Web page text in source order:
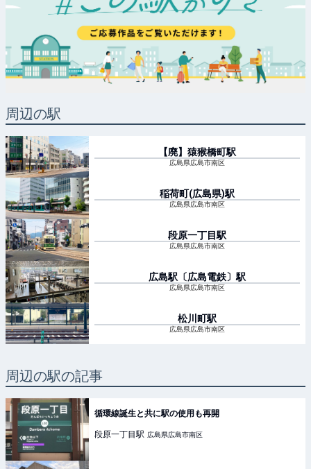
周辺の駅
【廃】猿猴橋町駅
広島県広島市南区
稲荷町(広島県)駅
広島県広島市南区
段原一丁目駅
広島県広島市南区
広島駅〔広島電鉄〕 駅
広島県広島市南区
松川町駅
広島県広島市南区
周辺の駅の記事
循環線誕生と共に駅の使用も再開
段原一丁目駅 広島県広島市南区